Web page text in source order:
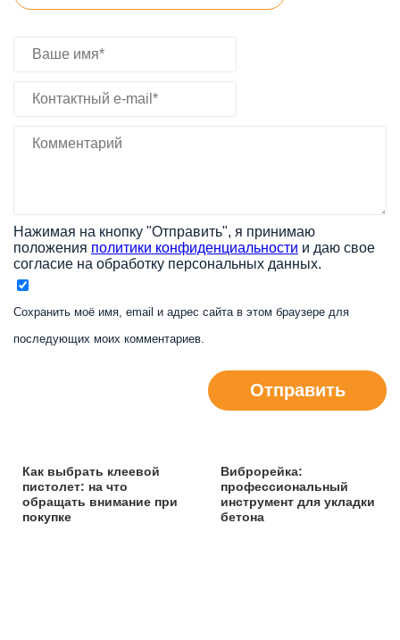
Нажимая на кнопку "Отправить", я принимаю
положения политики конфиденциальности и даю свое
согласие на обработку персональных данных.
Сохранить моё имя, email и адрес сайта в этом браузере для
последующих моих комментариев.
Отправить
Как выбрать клеевой
пистолет: на что
обращать внимание при
покупке
Виброрейка:
профессиональный
инструмент для укладки
бетона